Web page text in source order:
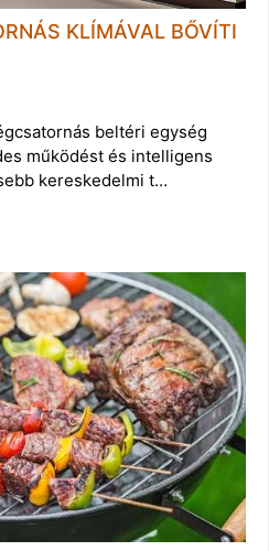
KLÍMÁVAL BŐVÍTI
beltéri egység
működést és intelligens
kereskedelmi t…